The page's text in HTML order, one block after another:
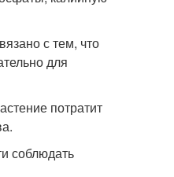
с тем, что
для
потратит
соблюдать